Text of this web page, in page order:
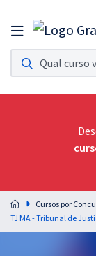
Assinatura
Acesso a todos os
Assinatura
Acesso ilimitado a
Residências
Preparação
residências em
Cursos por